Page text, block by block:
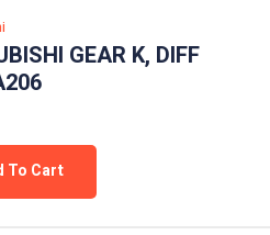
GEAR K, DIFF
To Cart